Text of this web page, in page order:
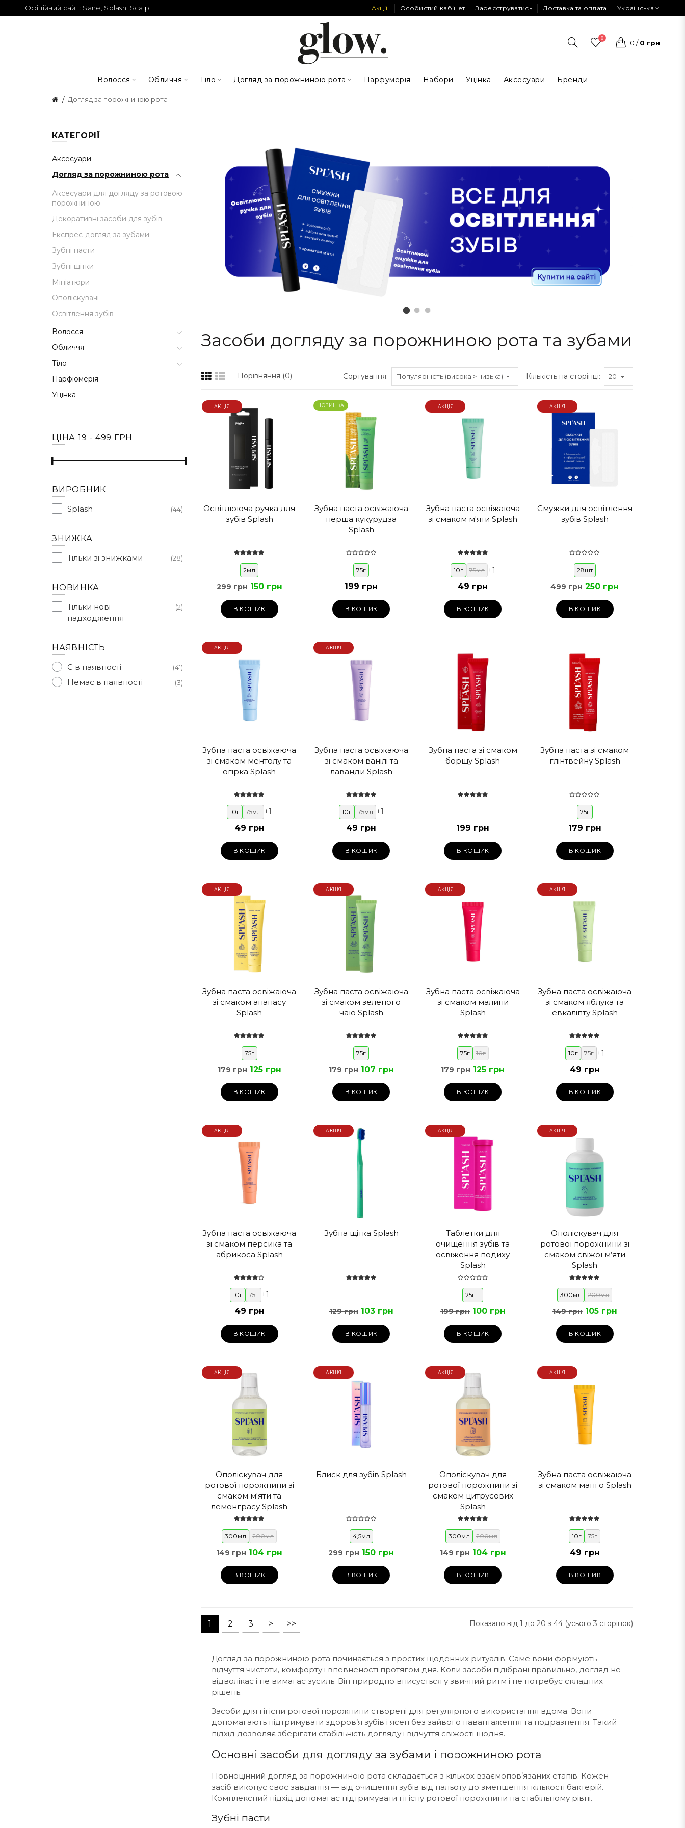
Офіційний сайт: Sane Splash Scalp Акції! Особистий кабінет Зареєструватись Доставка та оплата Українська
0
0 / 0 грн
Волосся Обличчя Тіло Догляд за порожниною рота Парфумерія Набори Уцінка Аксесуари Бренди
Догляд за порожниною рота
КАТЕГОРІЇ
Аксесуари
Догляд за порожниною рота
Аксесуари для догляду за ротовою
порожниною
Декоративні засоби для зубів
Експрес-догляд за зубами
Зубні пасти
Зубні щітки
Мініатюри
Ополіскувачі
Освітлення зубів
Волосся
Обличчя
Тіло
Парфюмерія
Уцінка
19 - 499 ГРН
ЦІНА
ВИРОБНИК
Splash
44
ЗНИЖКА
Тільки зі знижками
28
НОВИНКА
Тільки нові
надходження
2
НАЯВНІСТЬ
Є в наявності
41
Немає в наявності 3
Засоби догляду за порожниною рота та зубами
Порівняння (0) Сортування: Кількість на сторінці:
АКЦІЯ
Освітлююча ручка для
зубів Splash
2мл
299 грн 150 грн
В КОШИК
НОВИНКА
Зубна паста освіжаюча
перша кукурудза
Splash
75г
199 грн
В КОШИК
АКЦІЯ
Зубна паста освіжаюча
зі смаком м'яти Splash
10г 75мл +1
49 грн
В КОШИК
АКЦІЯ
Смужки для освітлення
зубів Splash
28шт
499 грн 250 грн
В КОШИК
АКЦІЯ
Зубна паста освіжаюча
зі смаком ментолу та
огірка Splash
10г 75мл +1
49 грн
В КОШИК
АКЦІЯ
Зубна паста освіжаюча
зі смаком ванілі та
лаванди Splash
10г 75мл +1
49 грн
В КОШИК
Зубна паста зі смаком
борщу Splash
199 грн
В КОШИК
Зубна паста зі смаком
глінтвейну Splash
75г
179 грн
В КОШИК
АКЦІЯ
Зубна паста освіжаюча
зі смаком ананасу
Splash
75г
179 грн 125 грн
В КОШИК
АКЦІЯ
Зубна паста освіжаюча
зі смаком зеленого
чаю Splash
75г
179 грн 107 грн
В КОШИК
АКЦІЯ
Зубна паста освіжаюча
зі смаком малини
Splash
75г 10г
179 грн 125 грн
В КОШИК
АКЦІЯ
Зубна паста освіжаюча
зі смаком яблука та
евкаліпту Splash
10г 75г +1
49 грн
В КОШИК
АКЦІЯ
Зубна паста освіжаюча
зі смаком персика та
абрикоса Splash
10г 75г +1
49 грн
В КОШИК
АКЦІЯ
Зубна щітка Splash
129 грн 103 грн
В КОШИК
АКЦІЯ
Таблетки для
очищення зубів та
освіження подиху
Splash
25шт
199 грн 100 грн
В КОШИК
АКЦІЯ
Ополіскувач для
ротової порожнини зі
смаком свіжої м’яти
Splash
300мл 200мл
149 грн 105 грн
В КОШИК
АКЦІЯ
Ополіскувач для
ротової порожнини зі
смаком м'яти та
лемонграсу Splash
300мл 200мл
149 грн 104 грн
В КОШИК
АКЦІЯ
Блиск для зубів Splash
4,5мл
299 грн 150 грн
В КОШИК
АКЦІЯ
Ополіскувач для
ротової порожнини зі
смаком цитрусових
Splash
300мл 200мл
149 грн 104 грн
В КОШИК
АКЦІЯ
Зубна паста освіжаюча
зі смаком манго Splash
10г 75г
49 грн
В КОШИК
1 2 3 > >> Показано від 1 до 20 з 44 (усього 3 сторінок)
Догляд за порожниною рота починається з простих щоденних ритуалів. Саме вони формують
відчуття чистоти, комфорту і впевненості протягом дня. Коли засоби підібрані правильно, догляд не
відволікає і не вимагає зусиль. Він природно вписується у звичний ритм і не потребує складних
рішень.
Засоби для гігієни ротової порожнини створені для регулярного використання вдома. Вони
допомагають підтримувати здоров’я зубів і ясен без зайвого навантаження та подразнення. Такий
підхід дозволяє зберігати стабільність догляду і відчуття свіжості щодня.
Основні засоби для догляду за зубами і порожниною рота
Повноцінний догляд за порожниною рота складається з кількох взаємоповʼязаних етапів. Кожен
засіб виконує своє завдання — від очищення зубів від нальоту до зменшення кількості бактерій.
Комплексний підхід допомагає підтримувати гігієну ротової порожнини на стабільному рівні.
Зубні пасти